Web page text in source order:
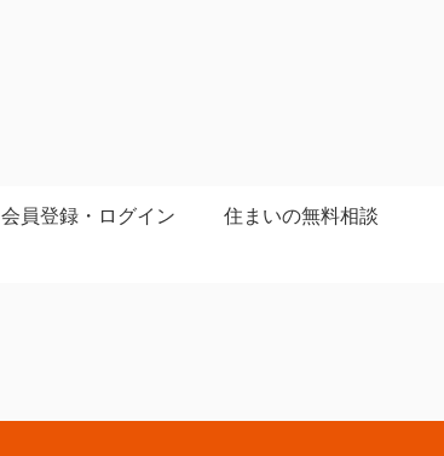
会員登録・ログイン
住まいの無料相談